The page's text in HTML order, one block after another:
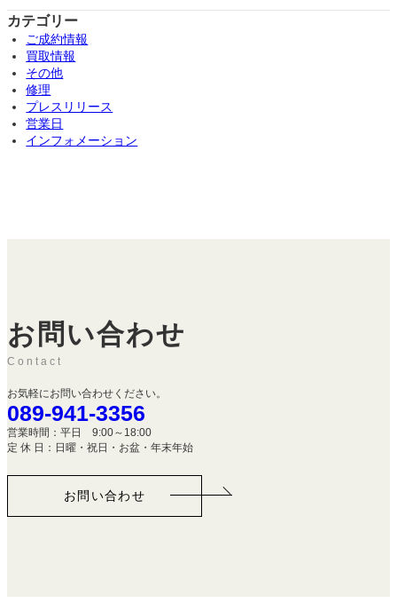
カテゴリー
ご成約情報
買取情報
その他
修理
プレスリリース
営業日
インフォメーション
お問い合わせ
Contact
お気軽にお問い合わせください。
089-941-3356
営業時間：平日 9:00～18:00
定 休 日：日曜・祝日・お盆・年末年始
お問い合わせ